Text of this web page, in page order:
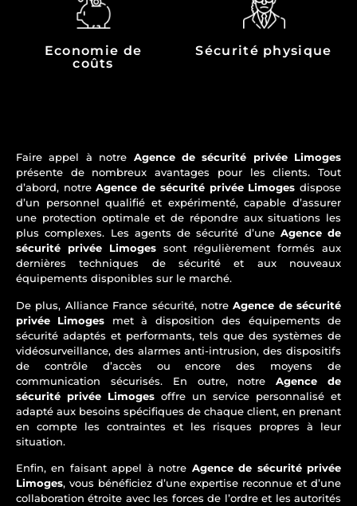
Economie de
coûts
Sécurité physique
Faire appel à notre Agence de sécurité privée Limoges
présente de nombreux avantages pour les clients. Tout
d’abord, notreAgence de sécurité privée Limoges dispose
d’un personnel qualifié et expérimenté, capable d’assurer
une protection optimale et de répondre aux situations les
plus complexes. Les agents de sécurité d’une Agence de
sécurité privée Limoges sont régulièrement formés aux
dernières techniques de sécurité et aux nouveaux
équipements disponibles sur le marché.
De plus, Alliance France sécurité, notreAgence de sécurité
privée Limoges met à disposition des équipements de
sécurité adaptés et performants, tels que des systèmes de
vidéosurveillance, des alarmes anti-intrusion, des dispositifs
de contrôle d’accès ou encore des moyens de
communication sécurisés. En outre, notreAgence de
sécurité privée Limoges offre un service personnalisé et
adapté aux besoins spécifiques de chaque client, en prenant
en compte les contraintes et les risques propres à leur
situation.
Enfin, en faisant appel à notre Agence de sécurité privée
Limoges, vous bénéficiez d’une expertise reconnue et d’une
collaboration étroite avec les forces de l’ordre et les autorités